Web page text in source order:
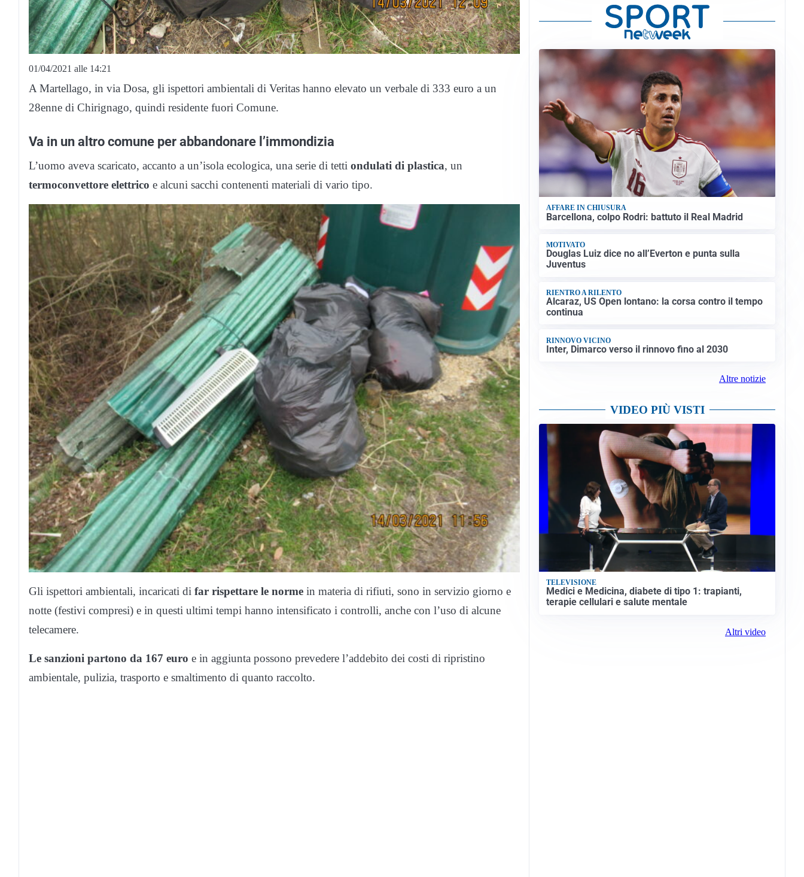
01/04/2021 alle 14:21
A Martellago, in via Dosa, gli ispettori ambientali di Veritas hanno elevato un verbale di 333 euro a un
28enne di Chirignago, quindi residente fuori Comune.
Va in un altro comune per abbandonare l’immondizia
L’uomo aveva scaricato, accanto a un’isola ecologica, una serie di tetti ondulati di plastica, un
termoconvettore elettrico e alcuni sacchi contenenti materiali di vario tipo.
Gli ispettori ambientali, incaricati di far rispettare le norme in materia di rifiuti, sono in servizio giorno e
notte (festivi compresi) e in questi ultimi tempi hanno intensificato i controlli, anche con l’uso di alcune
telecamere.
Le sanzioni partono da 167 euro e in aggiunta possono prevedere l’addebito dei costi di ripristino
ambientale, pulizia, trasporto e smaltimento di quanto raccolto.
AFFARE IN CHIUSURA
Barcellona, colpo Rodri: battuto il Real Madrid
MOTIVATO
Douglas Luiz dice no all’Everton e punta sulla
Juventus
RIENTRO A RILENTO
Alcaraz, US Open lontano: la corsa contro il tempo
continua
RINNOVO VICINO
Inter, Dimarco verso il rinnovo fino al 2030
Altre notizie
VIDEO PIÙ VISTI
TELEVISIONE
Medici e Medicina, diabete di tipo 1: trapianti,
terapie cellulari e salute mentale
Altri video